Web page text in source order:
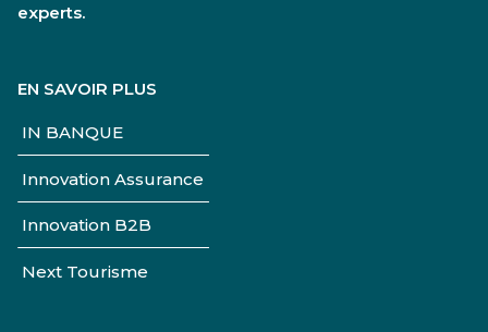
experts.
EN SAVOIR PLUS
IN BANQUE
Innovation Assurance
Innovation B2B
Next Tourisme